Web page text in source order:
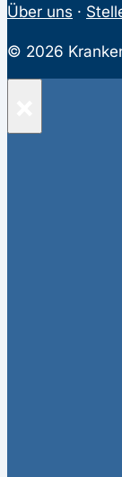
Über uns ·
© 2026